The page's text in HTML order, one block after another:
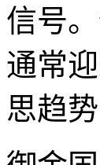
信号
通常
思趋